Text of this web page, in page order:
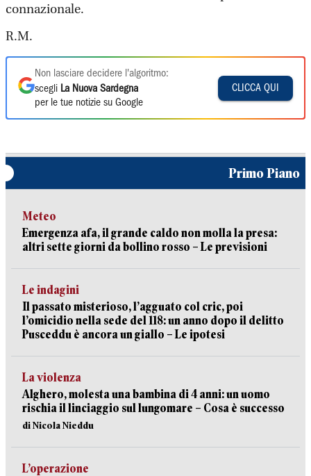
connazionale.
R.M.
Non lasciare decidere l'algoritmo:
scegli La Nuova Sardegna
per le tue notizie su Google
CLICCA QUI
Primo Piano
Meteo
Emergenza afa, il grande caldo non molla la presa:
altri sette giorni da bollino rosso – Le previsioni
Le indagini
Il passato misterioso, l’agguato col cric, poi
l’omicidio nella sede del 118: un anno dopo il delitto
Pusceddu è ancora un giallo – Le ipotesi
La violenza
Alghero, molesta una bambina di 4 anni: un uomo
rischia il linciaggio sul lungomare – Cosa è successo
di Nicola Nieddu
L’operazione